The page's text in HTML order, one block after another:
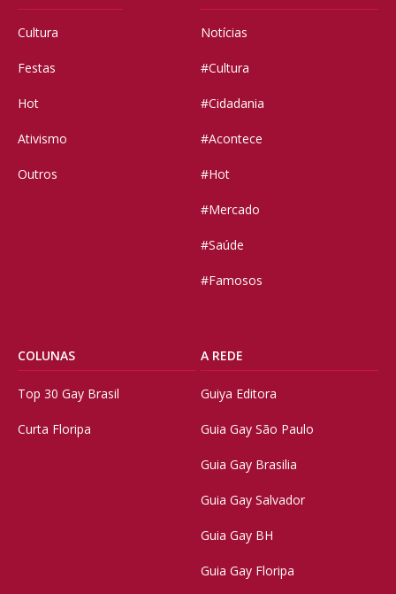
Cultura
Festas
Hot
Ativismo
Outros
Notícias
#Cultura
#Cidadania
#Acontece
#Hot
#Mercado
#Saúde
#Famosos
COLUNAS
Top 30 Gay Brasil
Curta Floripa
A REDE
Guiya Editora
Guia Gay São Paulo
Guia Gay Brasilia
Guia Gay Salvador
Guia Gay BH
Guia Gay Floripa